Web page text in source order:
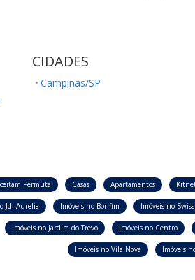
CIDADES
Campinas/SP
Permuta Casas Apartamentos
Jd. Aurelia Imóveis no Bonfim Imóveis no
Imóveis no Jardim do Trevo Imóveis no Centro
Imóveis no Vila Nova Imóveis